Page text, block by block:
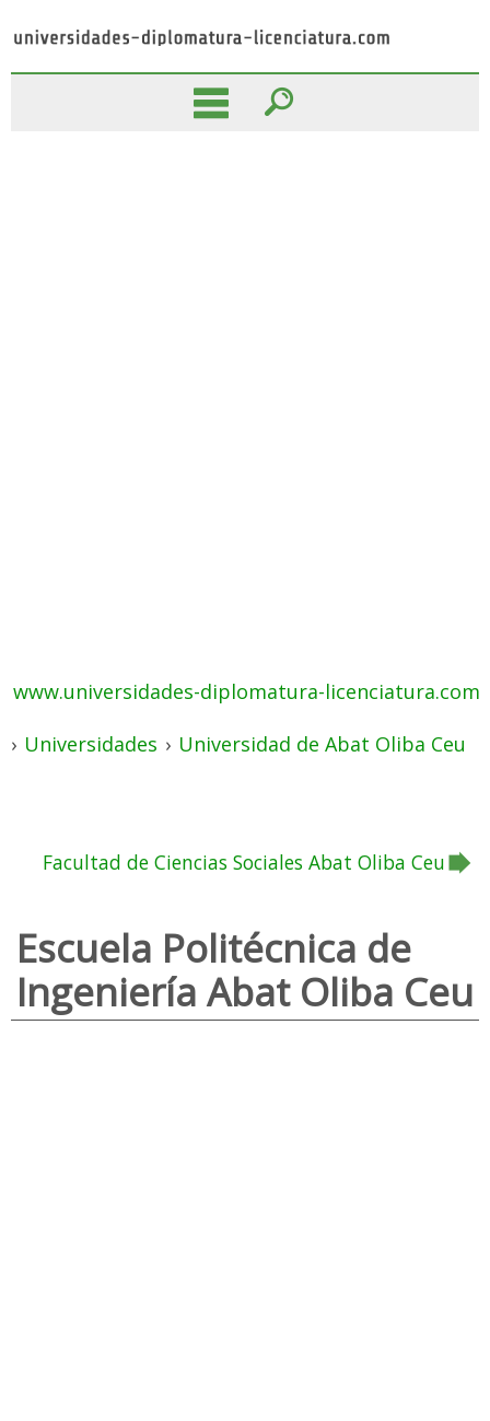
www.universidades-diplomatura-licenciatura.com
› Universidades › Universidad de Abat Oliba Ceu
Facultad de Ciencias Sociales Abat Oliba Ceu
Escuela Politécnica de
Ingeniería Abat Oliba Ceu